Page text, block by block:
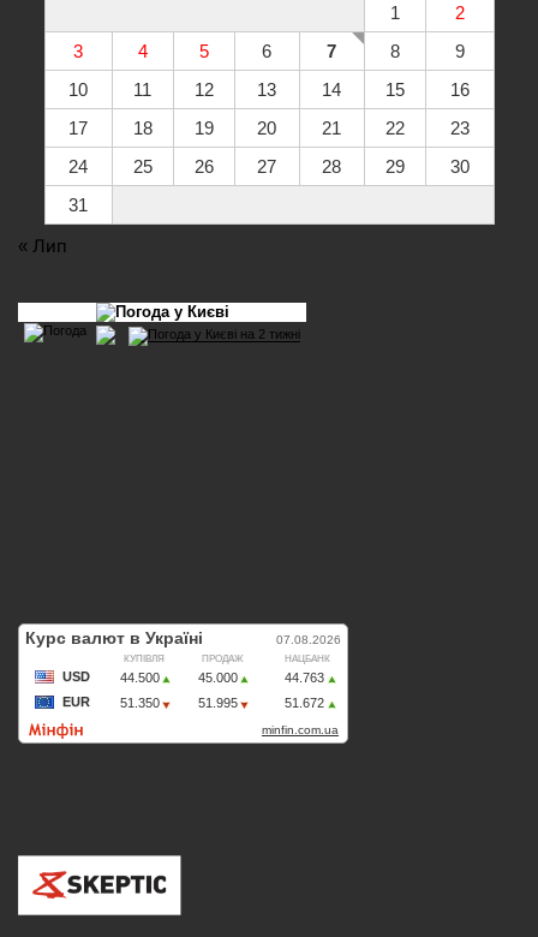
1
2
3
4 5 6 7 8
9
10
11 12 13 14 15
16
17
18 19 20 21 22
23
24
25 26 27 28 29
30
31
« Лип